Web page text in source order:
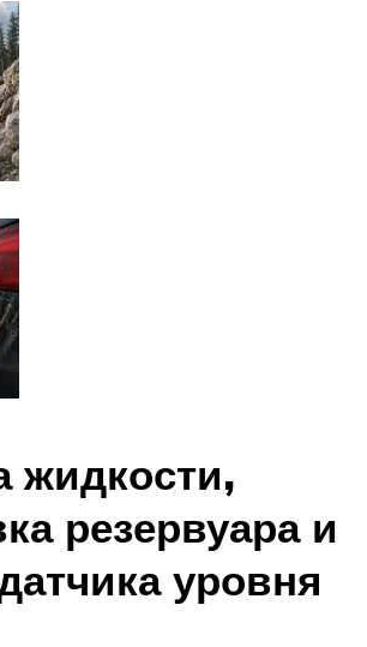
жидкости,
резервуара и
уровня